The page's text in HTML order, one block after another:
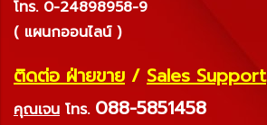
โทร. 0-24898958-9
( แผนกออนไลน์ )
ติดต่อ ฝ่ายขาย / Sales Support
คุณเจน โทร. 088-5851458